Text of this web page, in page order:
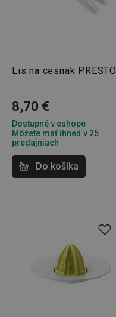
Lis na cesnak PRESTO
8,70 €
Dostupné v eshope
Môžete mať ihneď v 25
predajniach
Do košíka